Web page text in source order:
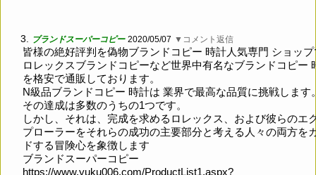
3. ブランドスーパーコピー 2020/05/07 ▼コメント返信
皆様の絶好評判を偽物ブランドコピー 時計人気専門 ショッ
ロレックスブランドコピーなど世界中有名なブランドコピー
を格安で通販しております。
N級品ブランドコピー 時計は 業界で最高な品質に挑戦します
その達成は多数のうちの1つです。
しかし、それは、完成を求めるロレックス、および彼らのエ
プローラーをそれらの成功の主要部分と考える人々の両方を
ドする冒険心を象徴します
ブランドスーパーコピー
https://www.yuku006.com/ProductList1.aspx?